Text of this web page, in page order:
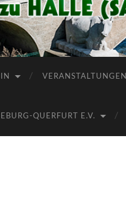
VERANSTALTUNGEN
QUERFURT E.V.